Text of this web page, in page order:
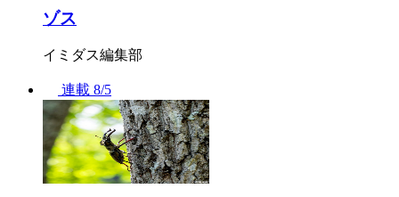
ゾス
イミダス編集部
連載 8/5